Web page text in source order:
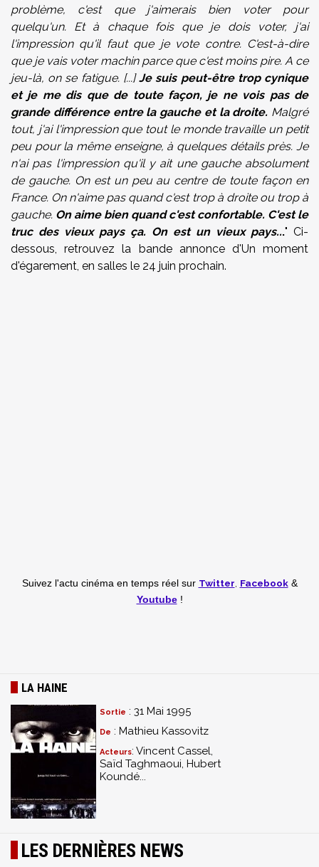
problème, c'est que j'aimerais bien voter pour
quelqu'un. Et à chaque fois que je dois voter, j'ai
l'impression qu'il faut que je vote contre. C'est-à-dire
que je vais voter machin parce que c'est moins pire. A ce
jeu-là, on se fatigue. [...]Je suis peut-être trop cynique
et je me dis que de toute façon, je ne vois pas de
grande différence entre la gauche et la droite. Malgré
tout, j'ai l'impression que tout le monde travaille un petit
peu pour la même enseigne, à quelques détails près. Je
n'ai pas l'impression qu'il y ait une gauche absolument
de gauche. On est un peu au centre de toute façon en
France. On n'aime pas quand c'est trop à droite ou trop à
gauche. On aime bien quand c'est confortable. C'est le
truc des vieux pays ça. On est un vieux pays..." Ci-
dessous, retrouvez la bande annonce d'Un moment
d'égarement, en salles le 24 juin prochain.
Suivez l'actu cinéma en temps réel sur Twitter Facebook&
Youtube!
LA HAINE
Sortie : 31 Mai 1995
De : Mathieu Kassovitz
Acteurs: Vincent Cassel,
Saïd Taghmaoui, Hubert
Koundé...
LES DERNIÈRES NEWS